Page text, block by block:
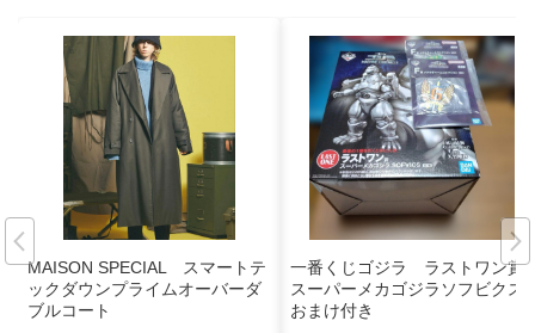
MAISON SPECIAL スマートテ
ックダウンプライムオーバーダ
ブルコート
一番くじゴジラ ラストワン賞
スーパーメカゴジラソフビクス
おまけ付き